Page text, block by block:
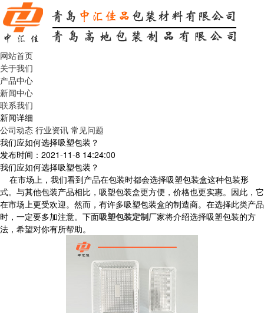
网站首页
关于我们
产品中心
新闻中心
联系我们
新闻详细
公司动态 行业资讯 常见问题
我们应如何选择吸塑包装？
发布时间：2021-11-8 14:24:00
我们应如何选择吸塑包装？
在市场上，我们看到产品在包装时都会选择吸塑包装盒这种包装形
式。与其他包装产品相比，吸塑包装盒更方便，价格也更实惠。因此，它
在市场上更受欢迎。然而，有许多吸塑包装盒的制造商。在选择此类产品
时，一定要多加注意。下面吸塑包装定制厂家将介绍选择吸塑包装的方
法，希望对你有所帮助。